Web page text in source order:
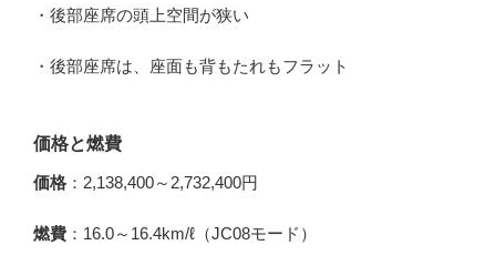
・後部座席の頭上空間が狭い
・後部座席は、座面も背もたれもフラット
価格と燃費
価格 ：2,138,400～2,732,400円
燃費 ：16.0～16.4km/ℓ（JC08モード）